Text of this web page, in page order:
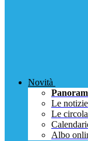
Novità
Le notizie
Le
Albo